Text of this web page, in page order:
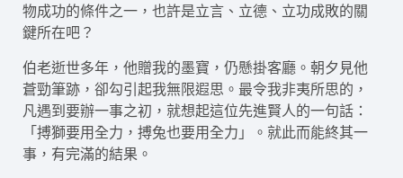
物成功的條件之一，也許是立言、立德、立功成敗的關
鍵所在吧？
伯老逝世多年，他贈我的墨寶，仍懸掛客廳。朝夕見他
蒼勁筆跡，卻勾引起我無限遐思。最令我非夷所思的，
凡遇到要辦一事之初，就想起這位先進賢人的一句話：
「搏獅要用全力，搏兔也要用全力」。就此而能終其一
事，有完滿的結果。